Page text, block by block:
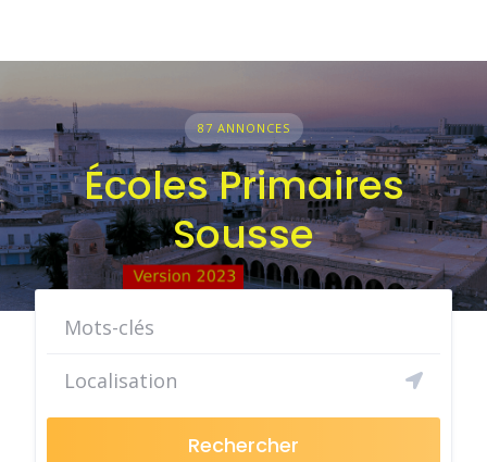
87 ANNONCES
Écoles Primaires
Sousse
Rechercher